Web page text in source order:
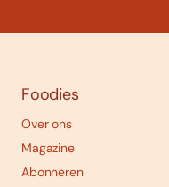
Foodies
Over ons
Magazine
Abonneren